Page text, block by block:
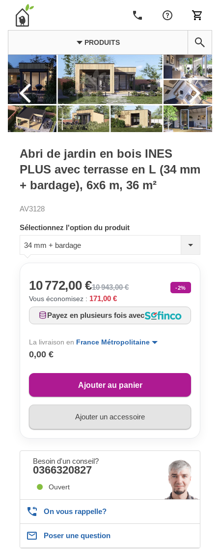
PRODUITS
Abri de jardin en bois INES
PLUS avec terrasse en L (34 mm
+ bardage), 6x6 m, 36 m²
AV3128
Sélectionnez l'option du produit
34 mm + bardage
10 772,00 €10 943,00 € -2%
Vous économisez : 171,00 €
Payez en plusieurs fois avec
La livraison en France Métropolitaine
0,00 €
Ajouter au panier
Ajouter un accessoire
Besoin d'un conseil?
0366320827
Ouvert
On vous rappelle?
Poser une question